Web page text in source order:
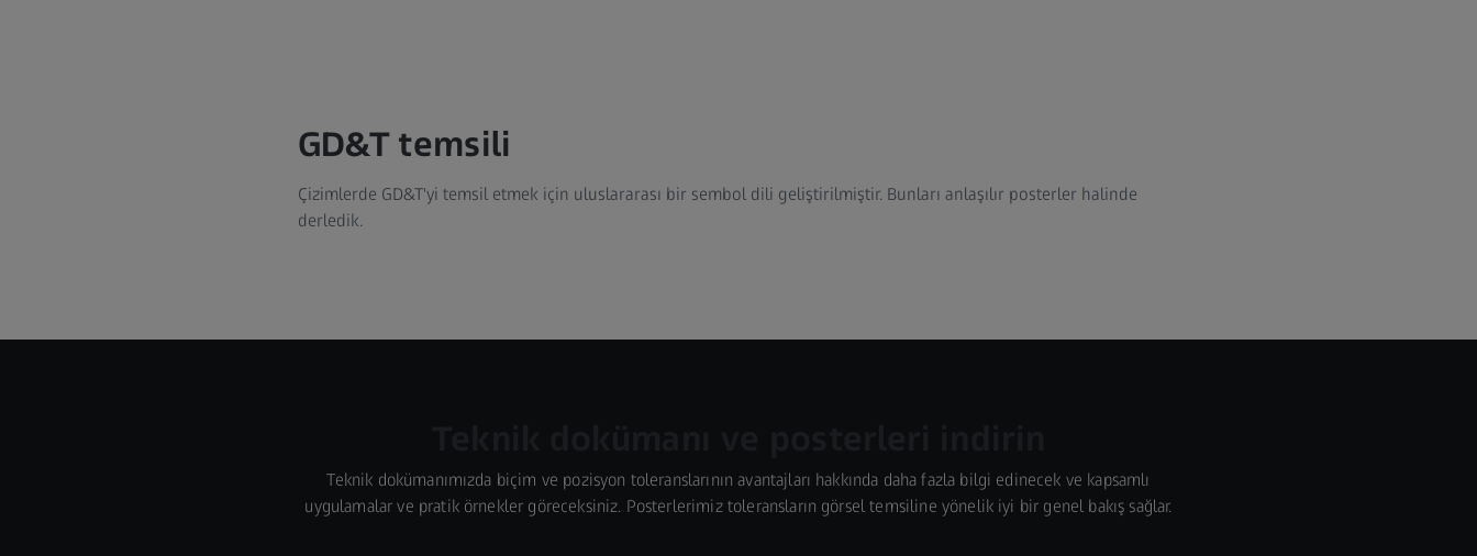
GD&T temsili
Çizimlerde GD&T'yi temsil etmek için uluslararası bir sembol dili geliştirilmiştir. Bunları anlaşılır posterler halinde
derledik.
Teknik dokümanımızda biçim ve pozisyon toleranslarının avantajları hakkında daha fazla bilgi edinecek ve kapsamlı
uygulamalar ve pratik örnekler göreceksiniz. Posterlerimiz toleransların görsel temsiline yönelik iyi bir genel bakış sağlar.